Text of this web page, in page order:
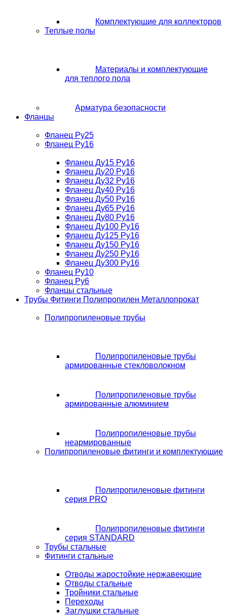
Комплектующие для коллекторов
Теплые полы
Материалы и комплектующие
для теплого пола
Арматура безопасности
Фланцы
Фланец Ру25
Фланец Ру16
Фланец Ду15 Ру16
Фланец Ду20 Ру16
Фланец Ду32 Ру16
Фланец Ду40 Ру16
Фланец Ду50 Ру16
Фланец Ду65 Ру16
Фланец Ду80 Ру16
Фланец Ду100 Ру16
Фланец Ду125 Ру16
Фланец Ду150 Ру16
Фланец Ду250 Ру16
Фланец Ду300 Ру16
Фланец Ру10
Фланец Ру6
Фланцы стальные
Трубы Фитинги Полипропилен Металлопрокат
Полипропиленовые трубы
Полипропиленовые трубы
армированные стекловолокном
Полипропиленовые трубы
армированные алюминием
Полипропиленовые трубы
неармированные
Полипропиленовые фитинги и комплектующие
Полипропиленовые фитинги
серия PRO
Полипропиленовые фитинги
серия STANDARD
Трубы стальные
Фитинги стальные
Отводы жаростойкие нержавеющие
Отводы стальные
Тройники стальные
Переходы
Заглушки стальные